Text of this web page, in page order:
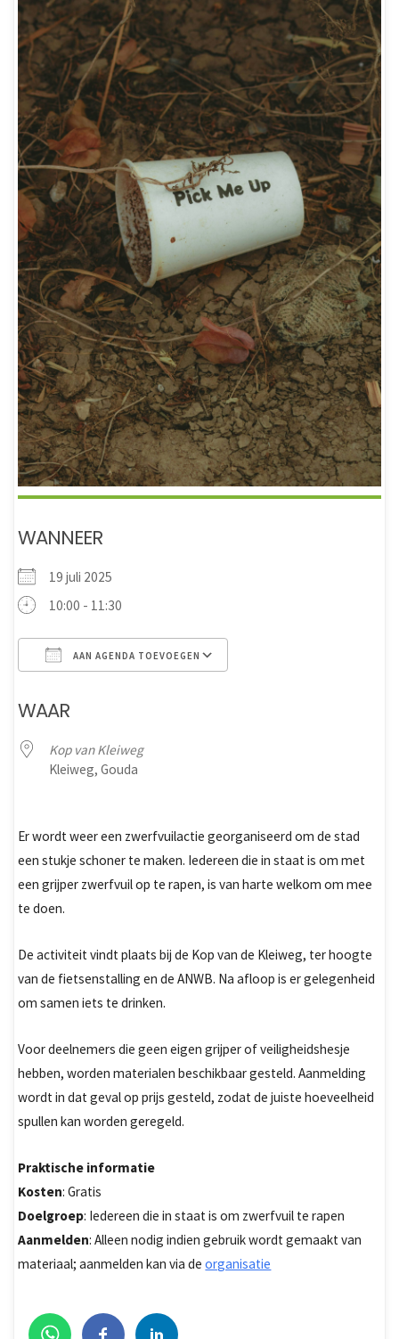
WANNEER
19 juli 2025
10:00 - 11:30
AAN AGENDA TOEVOEGEN
WAAR
Kop van Kleiweg
Kleiweg, Gouda
Er wordt weer een zwerfvuilactie georganiseerd om de stad
een stukje schoner te maken. Iedereen die in staat is om met
een grijper zwerfvuil op te rapen, is van harte welkom om mee
te doen.
De activiteit vindt plaats bij de Kop van de Kleiweg, ter hoogte
van de fietsenstalling en de ANWB. Na afloop is er gelegenheid
om samen iets te drinken.
Voor deelnemers die geen eigen grijper of veiligheidshesje
hebben, worden materialen beschikbaar gesteld. Aanmelding
wordt in dat geval op prijs gesteld, zodat de juiste hoeveelheid
spullen kan worden geregeld.
Praktische informatie
Kosten: Gratis
Doelgroep: Iedereen die in staat is om zwerfvuil te rapen
Aanmelden: Alleen nodig indien gebruik wordt gemaakt van
materiaal; aanmelden kan via deorganisatie